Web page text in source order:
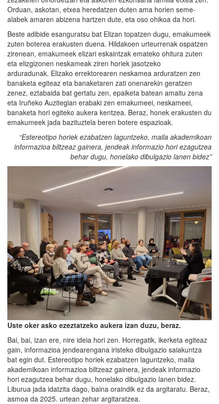
Orduan, askotan, etxea heredatzen duten ama horien seme-
alabek amaren abizena hartzen dute, eta oso ohikoa da hori.
Beste adibide esanguratsu bat Elizan topatzen dugu, emakumeek
zuten boterea erakusten duena. Hildakoen urteurrenak ospatzen
zirenean, emakumeek elizari eskaintzak emateko ohitura zuten
eta elizgizonen neskameak ziren horiek jasotzeko
arduradunak. Elizako errektorearen neskamea arduratzen zen
banaketa egiteaz eta banaketaren zati onenarekin geratzen
zenez, eztabaida bat gertatu zen, epaiketa batean amaitu zena
eta Iruñeko Auzitegian erabaki zen emakumeei, neskameei,
banaketa hori egiteko aukera kentzea. Beraz, honek erakusten du
emakumeek jada bazituztela beren botere espazioak.
“Estereotipo horiek ezabatzen laguntzeko, maila akademikoan
informazioa biltzeaz gainera, jendeak informazio hori ezagutzea
behar dugu, honelako dibulgazio lanen bidez”
Uste oker asko ezeztatzeko aukera izan duzu, beraz.
Bai, bai, izan ere, nire ideia hori zen. Horregatik, ikerketa egiteaz
gain, informazioa jendearengana iristeko dibulgazio saiakuntza
bat egin dut. Estereotipo horiek ezabatzen laguntzeko, maila
akademikoan informazioa biltzeaz gainera, jendeak informazio
hori ezagutzea behar dugu, honelako dibulgazio lanen bidez.
Liburua jada idatzita dago, baina oraindik ez da argitaratu. Beraz,
asmoa da 2025. urtean zehar argitaratzea.